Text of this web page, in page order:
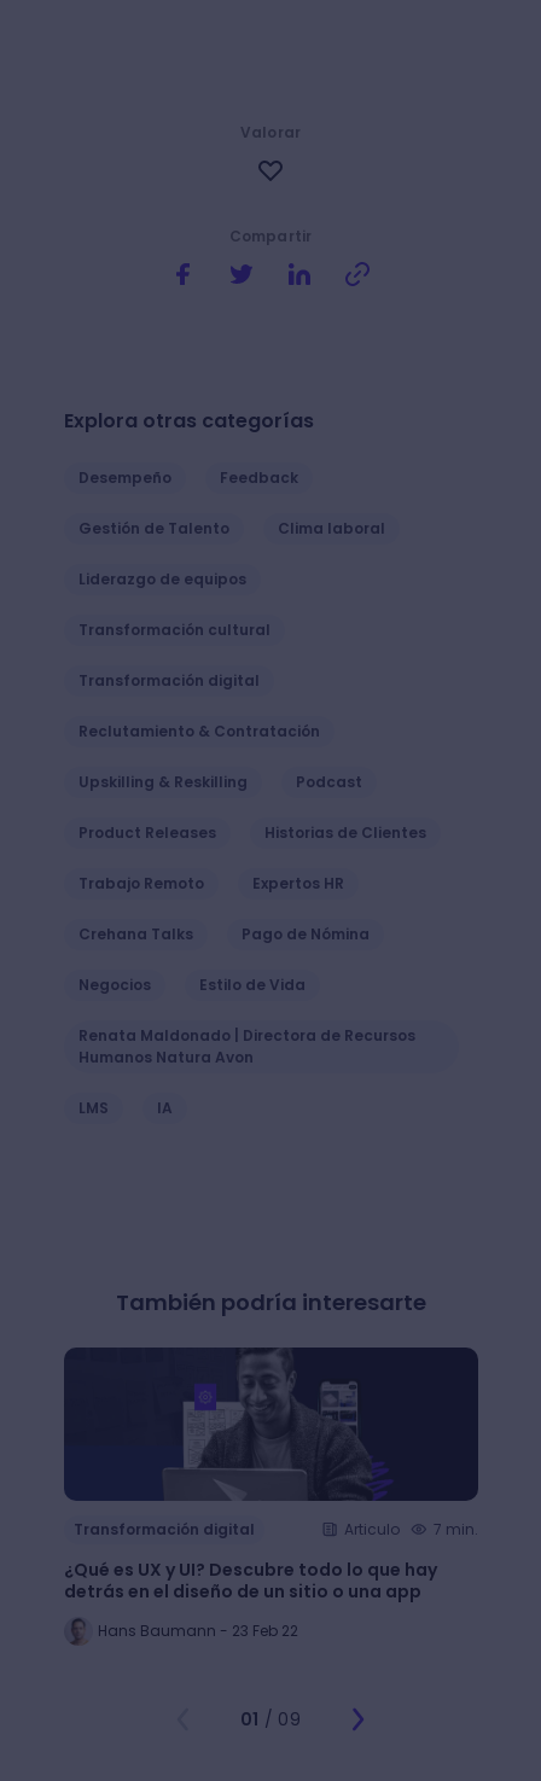
Compartir
Valorar
Explora otras categorías
Desempeño Feedback
Gestión de Talento Clima laboral
Liderazgo de equipos
Transformación cultural
Transformación digital
Reclutamiento & Contratación
Upskilling & Reskilling Podcast
Product Releases Historias de Clientes
Trabajo Remoto Expertos HR
Crehana Talks Pago de Nómina
Negocios Estilo de Vida
Renata Maldonado | Directora de Recursos
Humanos Natura Avon
LMS IA
También podría interesarte
Transformación digital Articulo 7 min.
¿Qué es UX y UI? Descubre todo lo que hay
detrás en el diseño de un sitio o una app
Hans Baumann - 23 Feb 22
01 / 09